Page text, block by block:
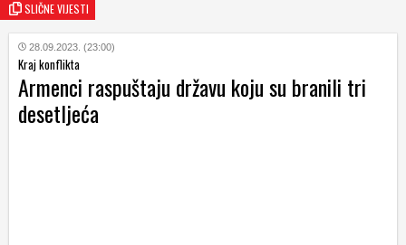
SLIČNE VIJESTI
28.09.2023. (23:00)
Kraj konflikta
Armenci raspuštaju državu koju su branili tri
desetljeća